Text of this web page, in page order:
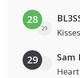
28
29 Kisses
29 Sam